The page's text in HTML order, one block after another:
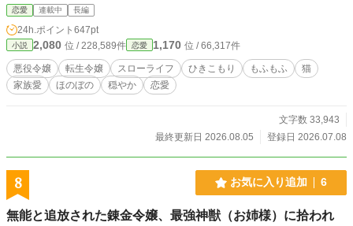
っくりと毎日の幸せを育てていく。咲きかけの蕾みたいに、恋がふわっと芽生え
たり。ちょっと嬉しくなるような、小さな奇跡が待っていたり。読めば、あなた
の“今日が少し好きになる”。迷い込んだ令嬢が贈る、お花ともふもふに満ちた、
やさしい転生スローライフファンタジー。 異世界食堂で国が変わる ― 悪役令嬢
に転生した元家事代行が“料理”で王国改革する話のリメイク版ですが前作を知ら
なくてもお読み頂けます！
恋愛 連載中 長編
24h.ポイント 647pt
小説 2,080 位 / 228,589件 恋愛 1,170 位 / 66,317件
悪役令嬢 転生令嬢 スローライフ ひきこもり もふもふ
猫
家族愛
ほのぼの 穏やか 恋愛
文字数 33,943
最終更新日 2026.08.05
登録日 2026.07.08
8 お気に入り追加 6
無能と追放された錬金令嬢、最強神獣（お姉様）に拾われ